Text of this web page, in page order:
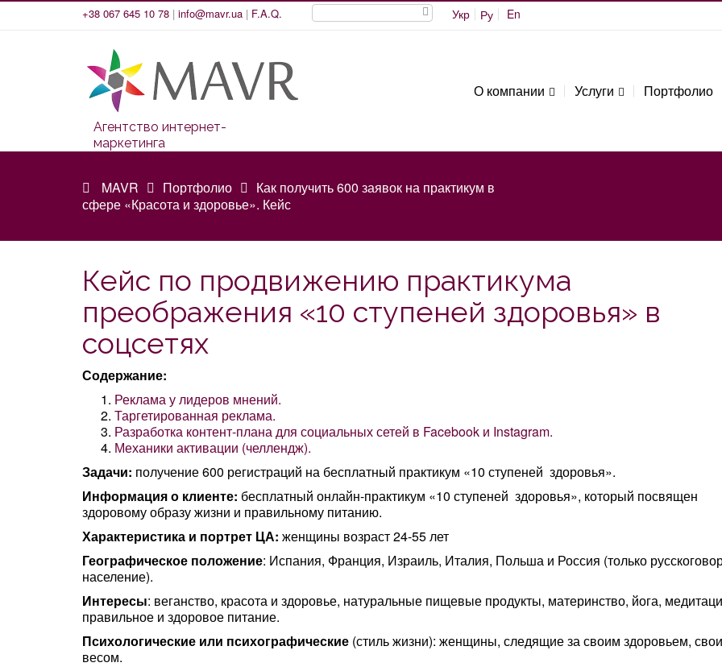
+38 067 645 10 78 | info@mavr.ua | F.A.Q. Укр Ру En
Агентство интернет-
маркетинга
О компании Услуги Портфолио
MAVR Портфолио
Как получить 600 заявок на практикум в
сфере «Красота и здоровье». Кейс
Кейс по продвижению практикума
преображения «10 ступеней здоровья» в
соцсетях
Содержание:
Реклама у лидеров мнений.
Таргетированная реклама.
Разработка контент-плана для социальных сетей в Facebook и Instagram.
Механики активации (челлендж).
Задачи: получение 600 регистраций на бесплатный практикум «10 ступеней здоровья».
Информация о клиенте: бесплатный онлайн-практикум «10 ступеней здоровья», который посвящен
здоровому образу жизни и правильному питанию.
Характеристика и портрет ЦА: женщины возраст 24-55 лет
Географическое положение: Испания, Франция, Израиль, Италия, Польша и Россия (только
население).
Интересы: веганство, красота и здоровье, натуральные пищевые продукты, материнство, йога,
правильное и здоровое питание.
Психологические или психографические (стиль жизни): женщины, следящие за своим здоровьем,
весом.